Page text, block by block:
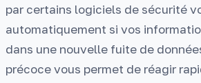
par certains logiciels de sécurité
automatiquement si vos
dans une nouvelle fuite de
précoce vous permet de réagir